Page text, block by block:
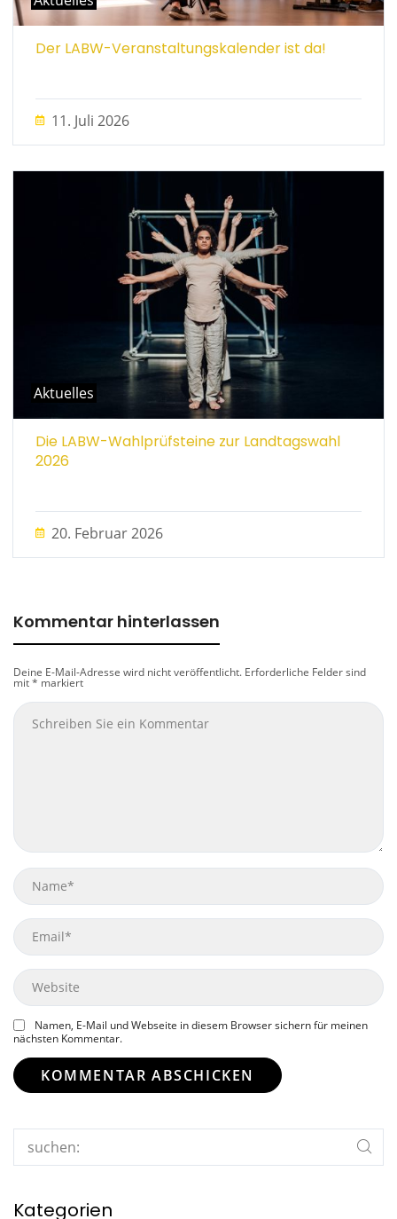
Der LABW-Veranstaltungskalender ist da!
11. Juli 2026
Aktuelles
Die LABW-Wahlprüfsteine zur Landtagswahl
2026
20. Februar 2026
Kommentar hinterlassen
Deine E-Mail-Adresse wird nicht veröffentlicht. Erforderliche Felder sind
mit* markiert
Name
Email
Website
Namen, E-Mail und Webseite in diesem Browser sichern für meinen
nächsten Kommentar.
Search
Kategorien